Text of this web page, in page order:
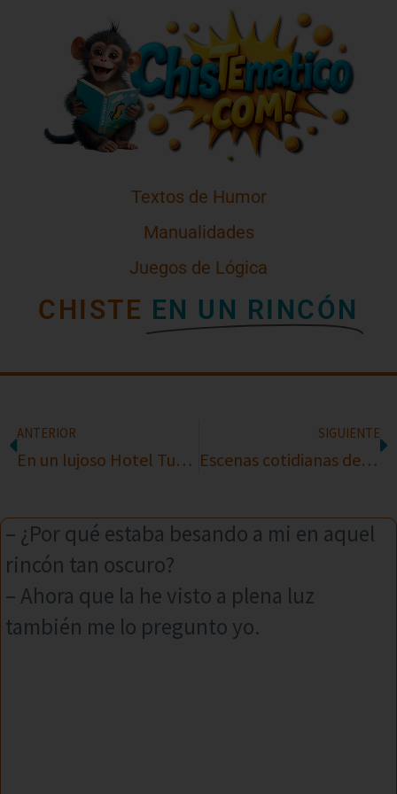
Textos de Humor
Manualidades
Juegos de Lógica
CHISTE EN UN RINCÓN
ANTERIOR
En un lujoso Hotel Turístico
SIGUIENTE
Escenas cotidianas de la vida conyugal
– ¿Por qué estaba besando a mi en aquel
rincón tan oscuro?
– Ahora que la he visto a plena luz
también me lo pregunto yo.